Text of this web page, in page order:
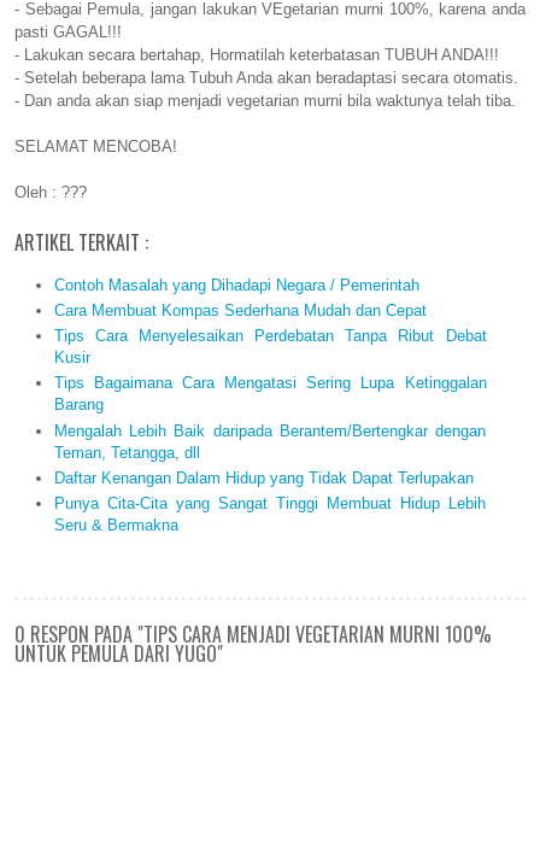
- Sebagai Pemula, jangan lakukan VEgetarian murni 100%, karena anda
pasti GAGAL!!!
- Lakukan secara bertahap, Hormatilah keterbatasan TUBUH ANDA!!!
- Setelah beberapa lama Tubuh Anda akan beradaptasi secara otomatis.
- Dan anda akan siap menjadi vegetarian murni bila waktunya telah tiba.
SELAMAT MENCOBA!
Oleh : ???
ARTIKEL TERKAIT :
Contoh Masalah yang Dihadapi Negara / Pemerintah
Cara Membuat Kompas Sederhana Mudah dan Cepat
Tips Cara Menyelesaikan Perdebatan Tanpa Ribut Debat
Kusir
Tips Bagaimana Cara Mengatasi Sering Lupa Ketinggalan
Barang
Mengalah Lebih Baik daripada Berantem/Bertengkar dengan
Teman, Tetangga, dll
Daftar Kenangan Dalam Hidup yang Tidak Dapat Terlupakan
Punya Cita-Cita yang Sangat Tinggi Membuat Hidup Lebih
Seru & Bermakna
0 RESPON PADA "TIPS CARA MENJADI VEGETARIAN MURNI 100%
UNTUK PEMULA DARI YUGO"